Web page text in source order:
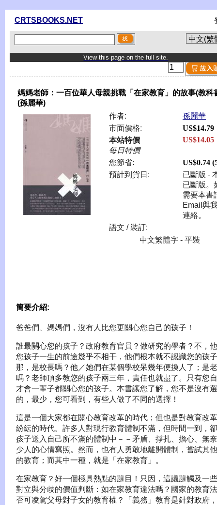
CRTSBOOKS.NET
View this page on the full site.
媽媽老師：一百位華人母親挑戰「在家教育」的故事(教科
(孫麗華)
作者:
孫麗華
市面價格:
US$14.79
本站特價
每日特價
US$14.05
您節省:
US$0.74
預計到貨日:
已斷版 -
已斷版。
需要本書
Email與
連絡。
語文 / 裝訂:
中文繁體字 - 平裝
簡要介紹:
爸爸們、媽媽們，沒有人比您更關心您自己的孩子！
誰最關心您的孩子？政府教育官員？做研究的學者？不，
您孩子一生的前途幾乎不相干，他們根本就不認識您的孩
那，是校長嗎？他／她們在某個學校呆幾年便換人了；是
嗎？老師頂多教您的孩子兩三年，責任也就盡了。只有您
才會一輩子都關心您的孩子。本書讓您了解，您不是沒有
的，最少，您可看到，有些人做了不同的選擇！
這是一個大家都在關心教育改革的時代；但也是對教育改
紛紜的時代。許多人對現行教育體制不滿，但時間一到，
孩子送入自己所不滿的體制中－－矛盾、掙扎、擔心、無
少人的心情寫照。然而，也有人勇敢地離開體制，嘗試其
的教育；而其中一種，就是「在家教育」。
在家教育？好一個極具熱點的題目！只因，這議題觸及一
對立與分歧的價值判斷：如在家教育違法嗎？國家的教育
否可凌駕父母對子女的教育權？「義務」教育是針對政府